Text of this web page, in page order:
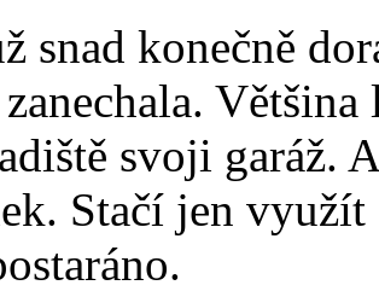
snad konečně
svoji garáž.
Stačí jen